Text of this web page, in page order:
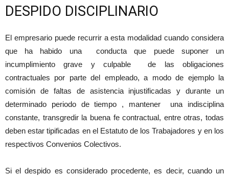
DESPIDO DISCIPLINARIO
El empresario puede recurrir a esta modalidad cuando considera
que ha habido una conducta que puede suponer un
incumplimiento grave y culpable de las obligaciones
contractuales por parte del empleado, a modo de ejemplo la
comisión de faltas de asistencia injustificadas y durante un
determinado periodo de tiempo , mantener una indisciplina
constante, transgredir la buena fe contractual, entre otras, todas
deben estar tipificadas en el Estatuto de los Trabajadores y en los
respectivos Convenios Colectivos.
Si el despido es considerado procedente, es decir, cuando un